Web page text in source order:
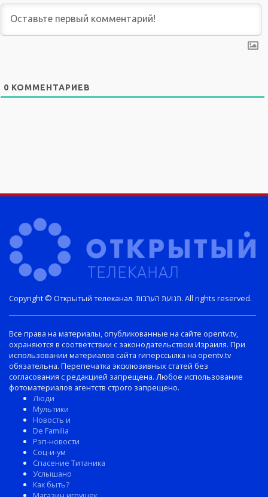
0 КОММЕНТАРИЕВ
Copyright © Открытый телеканал. תנועת הערבות. All rights reserved.
Все права на материалы, опубликованные на сайте opentv.tv,
охраняются в соответствии с законодательством Израиля. При
использовании материалов сайта гиперссылка на opentv.tv
обязательна. Перепечатка эксклюзивных статей без
согласования с редакцией запрещена. Любое использование
фотоматериалов агентств строго запрещено.
Люди
Мультики
Новость и
De Familia
Рэп-новости
Соц-и-ум
Спасение Титаника
Услышано
Как быть?